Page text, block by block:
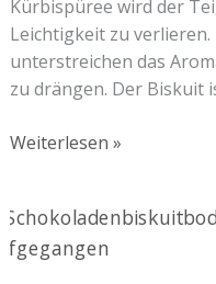
Kürbispüree wird der
Leichtigkeit zu
unterstreichen das
zu drängen. Der Biskuit
Weiterlesen »
Schokoladenbiskuit